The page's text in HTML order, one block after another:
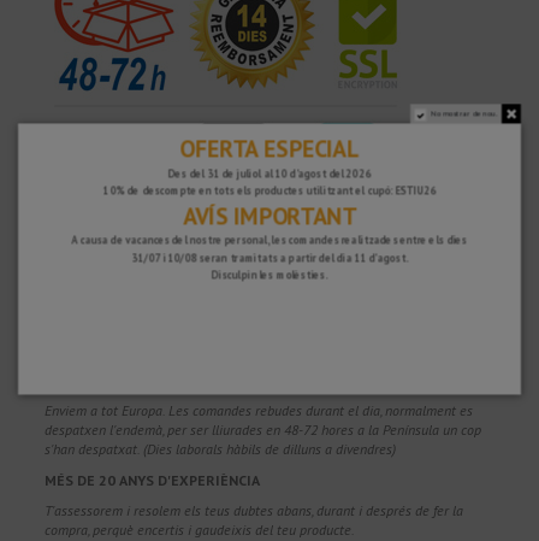
PER QUÈ ESCOLLIR-NOS?
Enviem a tot Europa. Les comandes rebudes durant el dia, normalment es
despatxen l'endemà, per ser lliurades en 48-72 hores a la Península un cop
s'han despatxat. (Dies laborals hàbils de dilluns a divendres)
MÉS DE 20 ANYS D'EXPERIÈNCIA
T'assessorem i resolem els teus dubtes abans, durant i després de fer la
compra, perquè encertis i gaudeixis del teu producte.
No mostrar de nou.
OFERTA ESPECIAL
Des del 31 de juliol al 10 d'agost del 2026
10% de descompte en tots els productes utilitzant el cupó: ESTIU26
AVÍS IMPORTANT
A causa de vacances del nostre personal, les comandes realitzades entre els dies
31/07 i 10/08 seran tramitats a partir del dia 11 d'agost.
Disculpin les molèsties.